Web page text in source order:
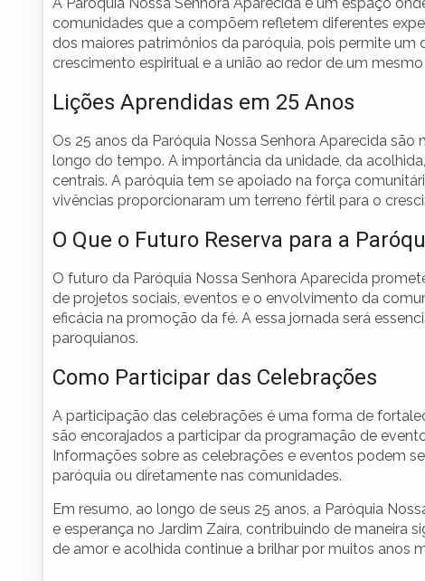
A Paróquia Nossa Senhora Aparecida é um espaço
comunidades que a compõem refletem diferentes
dos maiores patrimônios da paróquia, pois permite
crescimento espiritual e a união ao redor de um
Lições Aprendidas em 25 Anos
Os 25 anos da Paróquia Nossa Senhora Aparecida
longo do tempo. A importância da unidade, da
centrais. A paróquia tem se apoiado na força
vivências proporcionaram um terreno fértil para o
O Que o Futuro Reserva para a
O futuro da Paróquia Nossa Senhora Aparecida
de projetos sociais, eventos e o envolvimento da
eficácia na promoção da fé. A essa jornada será
paroquianos.
Como Participar das Celebrações
A participação das celebrações é uma forma de
são encorajados a participar da programação de
Informações sobre as celebrações e eventos podem
paróquia ou diretamente nas comunidades.
Em resumo, ao longo de seus 25 anos, a Paróquia
e esperança no Jardim Zaíra, contribuindo de maneira
de amor e acolhida continue a brilhar por muitos anos